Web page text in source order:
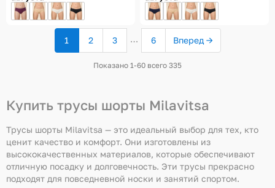
1(текущая
2 3 … 6 Вперед →
Показано 1-60 всего 335
Купить трусы шорты Milavitsa
Трусы шорты Milavitsa — это идеальный выбор для тех, кто
ценит качество и комфорт. Они изготовлены из
высококачественных материалов, которые обеспечивают
отличную посадку и долговечность. Эти трусы прекрасно
подходят для повседневной носки и занятий спортом.